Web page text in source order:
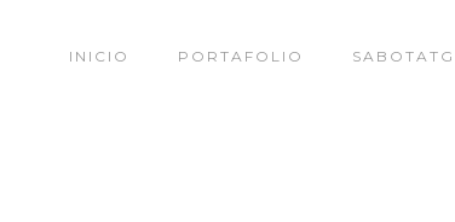
INICIO PORTAFOLIO